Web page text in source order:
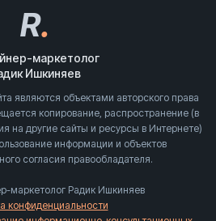
R.
маркетолог
Ишкиняев
являются объектами авторского права
копирование, распространение (в
на другие сайты и ресурсы в Интернете)
информации и объектов
согласия правообладателя.
маркетолог Радик Ишкиняев
конфиденциальности